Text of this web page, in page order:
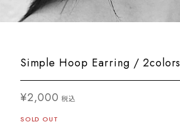
Simple Hoop Earring / 2colors
¥2,000 税込
SOLD OUT